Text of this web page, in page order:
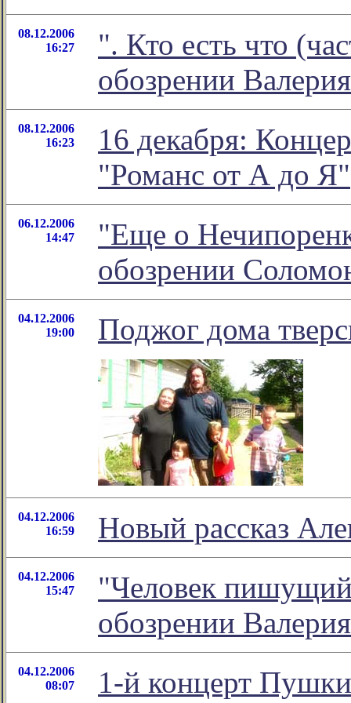
08.12.2006
16:27
". Кто есть что
обозрении
08.12.2006
16:23
16 декабря:
"Романс от А до Я"
06.12.2006
14:47
"Еще о
обозрении
04.12.2006
19:00
Поджог дома
04.12.2006
16:59
Новый рассказ
04.12.2006
15:47
"Человек пишущий
обозрении
04.12.2006
08:07
1-й концерт